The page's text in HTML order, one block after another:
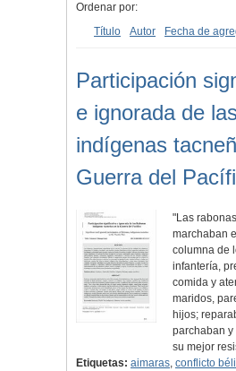
Ordenar por:
Título
Autor Fecha de
Participación
e ignorada de
indígenas
Guerra del
"Las
marchaban
columna de
infantería,
comida y
maridos,
hijos;
parchaban
su mejor
Etiquetas: aimaras, conflicto